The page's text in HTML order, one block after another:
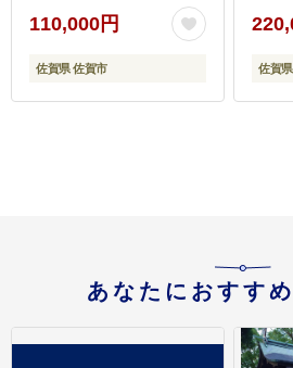
110,000円
佐賀県 佐賀市 佐賀
あなたにおすす